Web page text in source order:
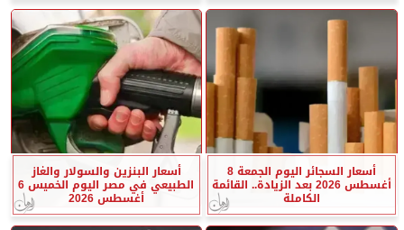
أسعار السجائر اليوم الجمعة 8
أغسطس 2026 بعد الزيادة.. القائمة
الكاملة
أسعار البنزين والسولار والغاز
الطبيعي في مصر اليوم الخميس 6
أغسطس 2026